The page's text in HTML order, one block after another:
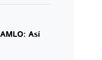
Así